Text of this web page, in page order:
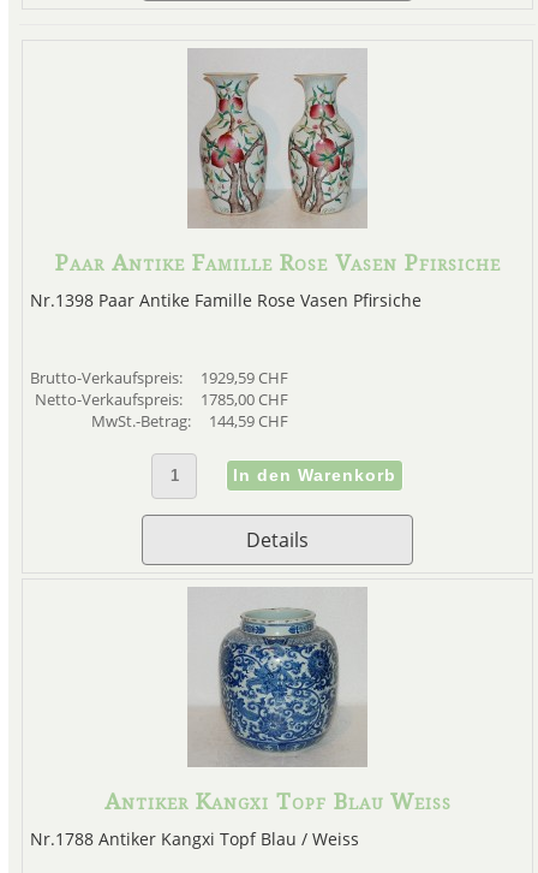
Paar Antike Famille Rose Vasen Pfirsiche
Nr.1398 Paar Antike Famille Rose Vasen Pfirsiche
Brutto-Verkaufspreis:
1929,59 CHF
Netto-Verkaufspreis:
1785,00 CHF
MwSt.-Betrag:
144,59 CHF
Details
Antiker Kangxi Topf Blau Weiss
Nr.1788 Antiker Kangxi Topf Blau / Weiss